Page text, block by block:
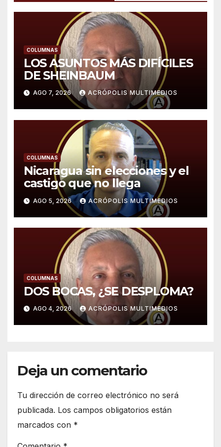
COLUMNAS
LOS ASUNTOS MÁS DIFÍCILES
DE SHEINBAUM
AGO 7, 2026 ACRÓPOLIS MULTIMEDIOS
COLUMNAS
Nicaragua sin elecciones y el
castigo que no llega
AGO 5, 2026 ACRÓPOLIS MULTIMEDIOS
COLUMNAS
DOS BOCAS, ¿SE DESPLOMA?
AGO 4, 2026 ACRÓPOLIS MULTIMEDIOS
Deja un comentario
Tu dirección de correo electrónico no será
publicada. Los campos obligatorios están
marcados con *